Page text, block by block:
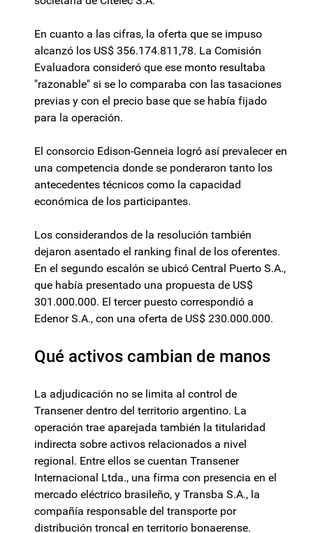
En cuanto a las cifras, la oferta que se impuso
alcanzó los US$ 356.174.811,78. La Comisión
Evaluadora consideró que ese monto resultaba
"razonable" si se lo comparaba con las tasaciones
previas y con el precio base que se había fijado
para la operación.
El consorcio Edison-Genneia logró así prevalecer en
una competencia donde se ponderaron tanto los
antecedentes técnicos como la capacidad
económica de los participantes.
Los considerandos de la resolución también
dejaron asentado el ranking final de los oferentes.
En el segundo escalón se ubicó Central Puerto S.A.,
que había presentado una propuesta de US$
301.000.000. El tercer puesto correspondió a
Edenor S.A., con una oferta de US$ 230.000.000.
Qué activos cambian de manos
La adjudicación no se limita al control de
Transener dentro del territorio argentino. La
operación trae aparejada también la titularidad
indirecta sobre activos relacionados a nivel
regional. Entre ellos se cuentan Transener
Internacional Ltda., una firma con presencia en el
mercado eléctrico brasileño, y Transba S.A., la
compañía responsable del transporte por
distribución troncal en territorio bonaerense.